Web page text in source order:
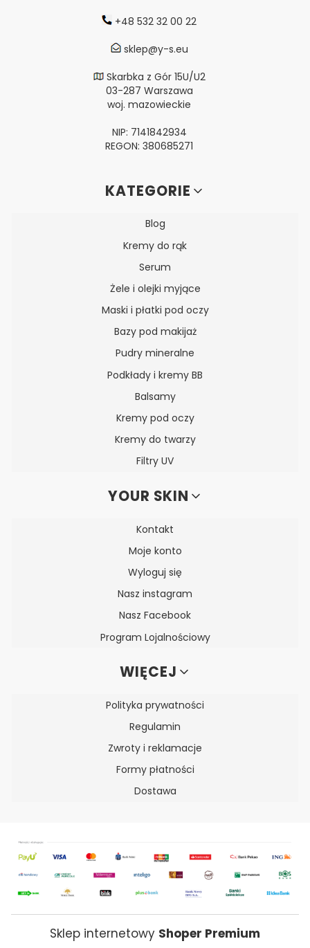
+48 532 32 00 22
sklep@y-s.eu
Skarbka z Gór 15U/U2
03-287 Warszawa
woj. mazowieckie
NIP: 7141842934
REGON: 380685271
Linki w stopceKATEGORIE
Blog
Kremy do rąk
Serum
Żele i olejki myjące
Maski i płatki pod oczy
Bazy pod makijaż
Pudry mineralne
Podkłady i kremy BB
Balsamy
Kremy pod oczy
Kremy do twarzy
Filtry UV
YOUR SKIN
Kontakt
Moje konto
Wyloguj się
Nasz instagram
Nasz Facebook
Program Lojalnościowy
WIĘCEJ
Polityka prywatności
Regulamin
Zwroty i reklamacje
Formy płatności
Dostawa
Sklep internetowy Shoper Premium